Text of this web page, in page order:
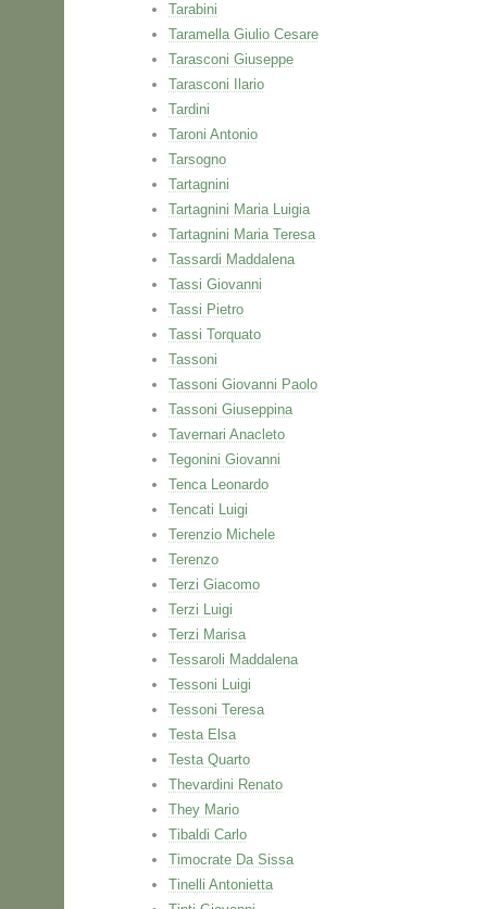
Tarabini
Taramella Giulio Cesare
Tarasconi Giuseppe
Tarasconi Ilario
Tardini
Taroni Antonio
Tarsogno
Tartagnini
Tartagnini Maria Luigia
Tartagnini Maria Teresa
Tassardi Maddalena
Tassi Giovanni
Tassi Pietro
Tassi Torquato
Tassoni
Tassoni Giovanni Paolo
Tassoni Giuseppina
Tavernari Anacleto
Tegonini Giovanni
Tenca Leonardo
Tencati Luigi
Terenzio Michele
Terenzo
Terzi Giacomo
Terzi Luigi
Terzi Marisa
Tessaroli Maddalena
Tessoni Luigi
Tessoni Teresa
Testa Elsa
Testa Quarto
Thevardini Renato
They Mario
Tibaldi Carlo
Timocrate Da Sissa
Tinelli Antonietta